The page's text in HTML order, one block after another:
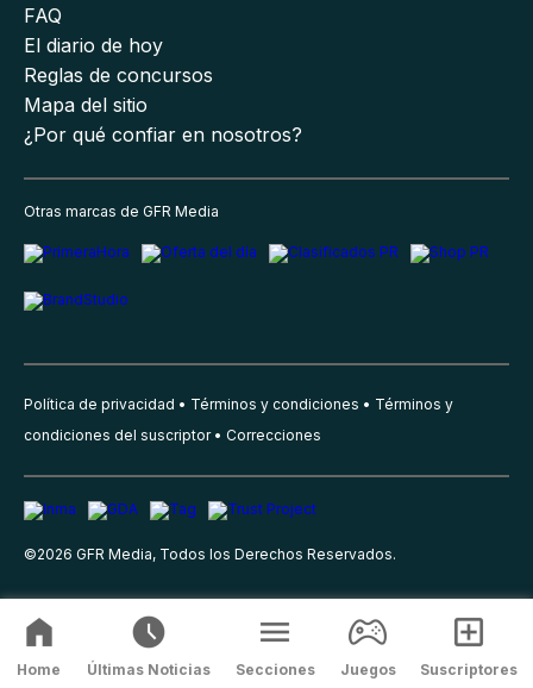
FAQ
El diario de hoy
Reglas de concursos
Mapa del sitio
¿Por qué confiar en nosotros?
Otras marcas de GFR Media
Política de privacidad Términos y condiciones
Términos y
condiciones del suscriptor
Correcciones
©2026 GFR Media, Todos los Derechos Reservados.
Home Últimas Noticias Secciones Juegos Suscriptores